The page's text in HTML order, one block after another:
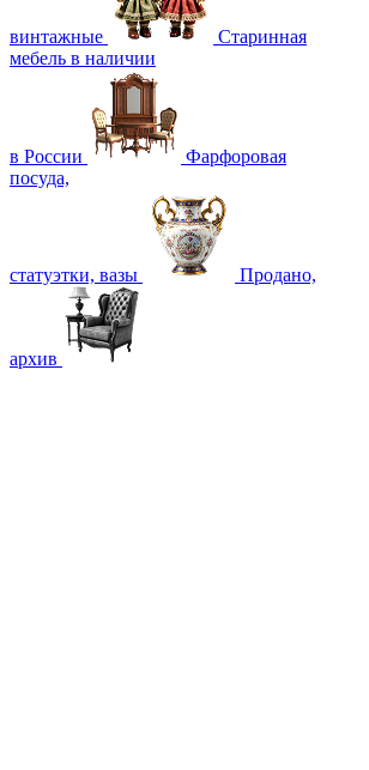
винтажные
Старинная
мебель в наличии
в России
Фарфоровая
посуда,
статуэтки, вазы Продано,
архив